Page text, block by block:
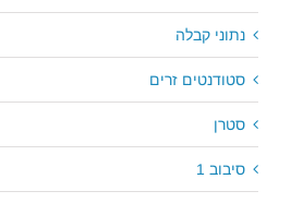
נתוני קבלה
סטודנטים זרים
סטרן
סיבוב 1